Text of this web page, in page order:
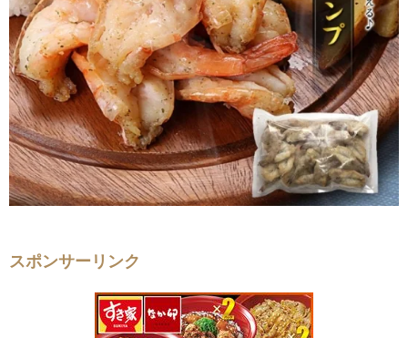
スポンサーリンク